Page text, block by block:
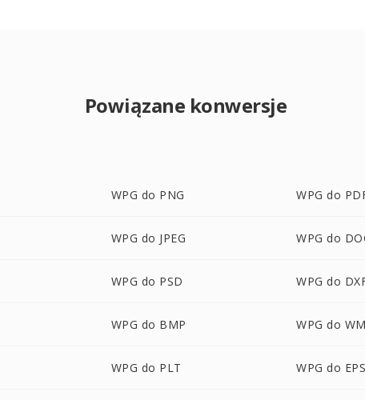
Powiązane konwersje
WPG do PNG WPG do
WPG do JPEG WPG do
WPG do PSD WPG do
WPG do BMP WPG do
WPG do PLT WPG do EPS